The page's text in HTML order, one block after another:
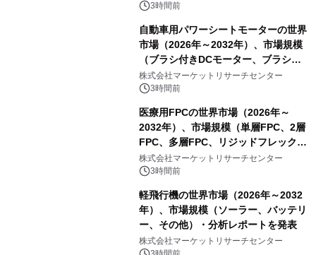
3時間前
自動車用パワーシートモーターの世界
市場（2026年～2032年）、市場規模
（ブラシ付きDCモーター、ブラシレ
スDCモーター）・分析レポートを発
表
株式会社マーケットリサーチセンター
3時間前
医療用FPCの世界市場（2026年～
2032年）、市場規模（単層FPC、2層
FPC、多層FPC、リジッドフレックス
PCB）・分析レポートを発表
株式会社マーケットリサーチセンター
3時間前
軽飛行機の世界市場（2026年～2032
年）、市場規模（ソーラー、バッテリ
ー、その他）・分析レポートを発表
株式会社マーケットリサーチセンター